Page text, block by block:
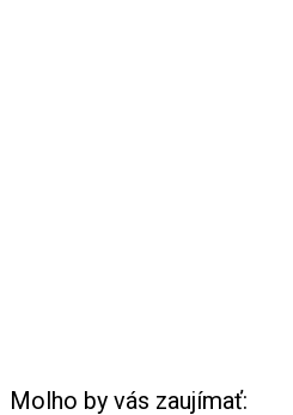
Molho by vás zaujímať: